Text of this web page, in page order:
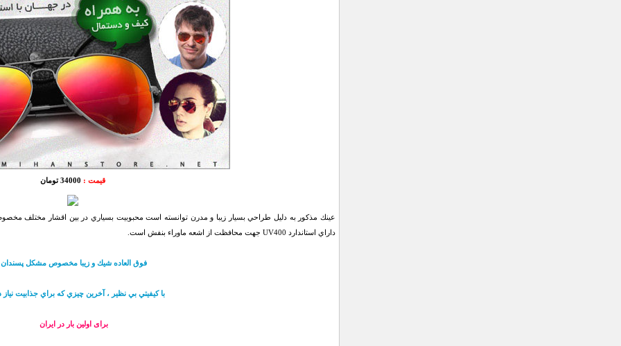
قیمت : 34000 تومان
عينك مذكور به دليل طراحي بسيار زيبا و مدرن توانسته است محبوبيت بسياري در بين اقشار مختلف
داراي استاندارد UV400 جهت محافظت از اشعه ماوراء بنفش است.
فوق العاده شيك و زيبا مخصوص مشكل پسندان
با كيفيتي بي نظير ، آخرين چيزي كه براي جذابيت نياز
برای اولین بار در ایران